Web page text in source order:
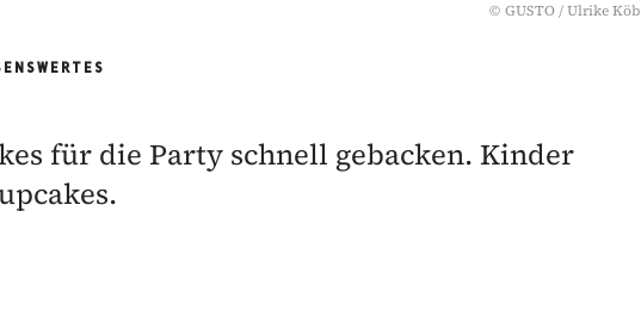
© GUSTO / Ulrike Köb
für die Party schnell gebacken. Kinder